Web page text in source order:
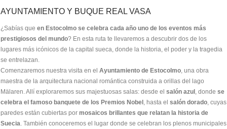
AYUNTAMIENTO Y BUQUE REAL VASA
¿Sabías que en Estocolmo se celebra cada año uno de los eventos más
prestigiosos del mundo? En esta ruta te llevaremos a descubrir dos de los
lugares más icónicos de la capital sueca, donde la historia, el poder y la tragedia
se entrelazan.
Comenzaremos nuestra visita en el Ayuntamiento de Estocolmo, una obra
maestra de la arquitectura nacional romántica construida a orillas del lago
Mälaren. Allí exploraremos sus majestuosas salas: desde el salón azul , donde se
celebra el famoso banquete de los Premios Nobel , hasta el salón dorado, cuyas
paredes están cubiertas por mosaicos brillantes que relatan la historia de
Suecia. También conoceremos el lugar donde se celebran los plenos municipales